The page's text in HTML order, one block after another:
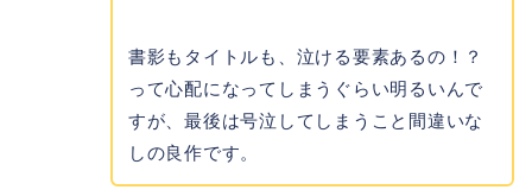
書影もタイトルも、泣ける要素あるの！？
って心配になってしまうぐらい明るいんで
すが、最後は号泣してしまうこと間違いな
しの良作です。